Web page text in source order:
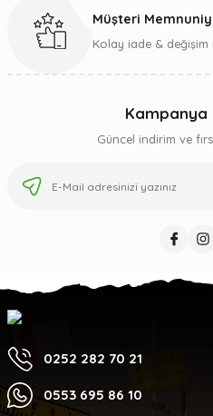
Müşteri
Kolay iade & değişim
Kampanya
Güncel indirim ve
0252 282 70 21
0553 695 86 10